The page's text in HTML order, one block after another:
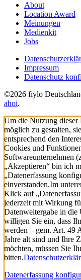
About
Location Award
Meinungen
Medienkit
Jobs
Impressum
Datenschutz
©2026 fiylo
ahoi.
Um die Nutzung dieser
möglich zu gestalten,
entsprechend den
Cookies und
Softwareunternehmen
„Akzeptieren“ bin ich
„Datenerfassung
einverstanden.Im
Klick auf
jederzeit mit Wirkung
Datenweitergabe in
willigen Sie ein, dass
werden – gem. Art. 49
Jahre alt sind und Ihre
möchten, müssen Sie
bitten.
Datenerfassung